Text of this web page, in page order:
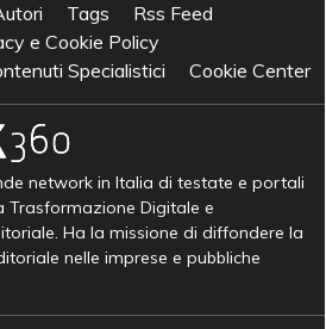
Tags
Rss Feed
e Cookie Policy
Specialistici
Cookie Center
network in Italia di testate e portali
Trasformazione Digitale e
Ha la missione di diffondere la
nelle imprese e pubbliche